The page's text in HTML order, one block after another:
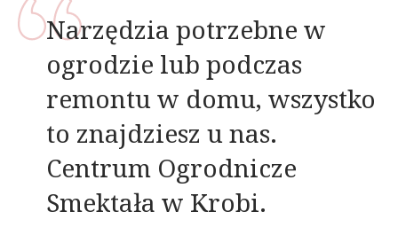
Narzędzia potrzebne w
ogrodzie lub podczas
remontu w domu, wszystko
to znajdziesz u nas.
Centrum Ogrodnicze
Smektała w Krobi.